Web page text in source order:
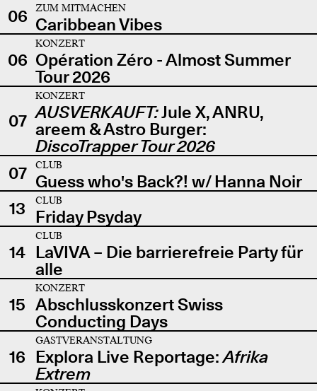
06
ZUM MITMACHEN
Caribbean Vibes
06
KONZERT
Opération Zéro - Almost Summer
Tour 2026
07
KONZERT
AUSVERKAUFT:Jule X, ANRU,
areem & Astro Burger:
DiscoTrapper Tour 2026
07
CLUB
Guess who's Back?! w/ Hanna Noir
13
CLUB
Friday Psyday
14
CLUB
LaVIVA – Die barrierefreie Party für
alle
15
KONZERT
Abschlusskonzert Swiss
Conducting Days
16
GASTVERANSTALTUNG
Explora Live Reportage:Afrika
Extrem